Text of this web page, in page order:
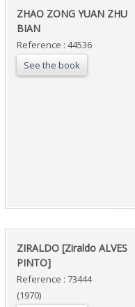
‎ZHAO ZONG YUAN ZHU
BIAN‎
Reference : 44536
See the book
‎ZIRALDO [Ziraldo ALVES
PINTO]‎
Reference : 73444
(1970)